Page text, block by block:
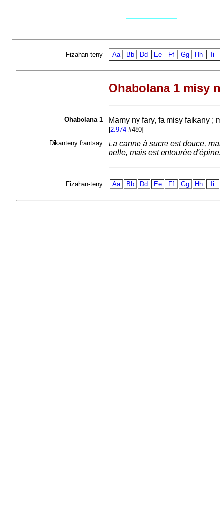
Fizahan-teny Aa Bb Dd Ee Ff Gg Hh Ii
Ohabolana 1 misy
Ohabolana 1 Mamy ny fary, fa misy faikany ;
[2.974#480]
Dikanteny frantsay
La canne à sucre est douce,
belle, mais est entourée
Fizahan-teny Aa Bb Dd Ee Ff Gg Hh Ii